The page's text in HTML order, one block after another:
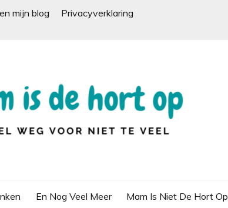
mijn blog
Privacyverklaring
En Nog Veel Meer Mam Is Niet De Hort Op